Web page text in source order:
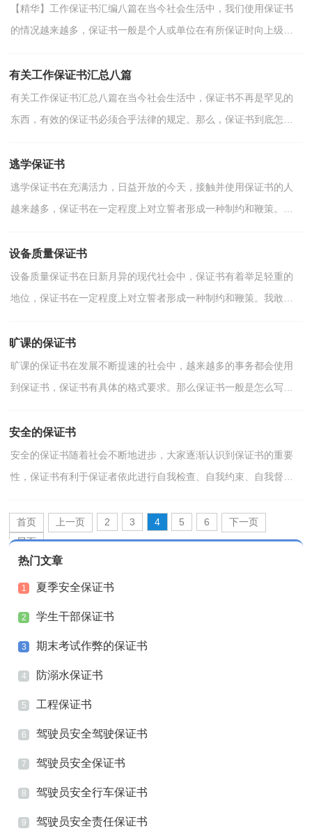
【精华】工作保证书汇编八篇在当今社会生活中，我们使用保证书
的情况越来越多，保证书一般是个人或单位在有所保证时向上级组
有关工作保证书汇总八篇
有关工作保证书汇总八篇在当今社会生活中，保证书不再是罕见的
东西，有效的保证书必须合乎法律的规定。那么，保证书到底怎么
逃学保证书
逃学保证书在充满活力，日益开放的今天，接触并使用保证书的人
越来越多，保证书在一定程度上对立誓者形成一种制约和鞭策。那
设备质量保证书
设备质量保证书在日新月异的现代社会中，保证书有着举足轻重的
地位，保证书在一定程度上对立誓者形成一种制约和鞭策。我敢肯
旷课的保证书
旷课的保证书在发展不断提速的社会中，越来越多的事务都会使用
到保证书，保证书有具体的格式要求。那么保证书一般是怎么写的
安全的保证书
安全的保证书随着社会不断地进步，大家逐渐认识到保证书的重要
性，保证书有利于保证者依此进行自我检查、自我约束、自我督
首页 上一页 2 3 4 5 6
下一页
尾页
热门文章
1 夏季安全保证书
2 学生干部保证书
3 期末考试作弊的保证书
4 防溺水保证书
5 工程保证书
6 驾驶员安全驾驶保证书
7 驾驶员安全保证书
8 驾驶员安全行车保证书
9 驾驶员安全责任保证书